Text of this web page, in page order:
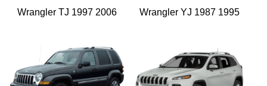
Wrangler TJ 1997 2006 Wrangler YJ 1987 1995